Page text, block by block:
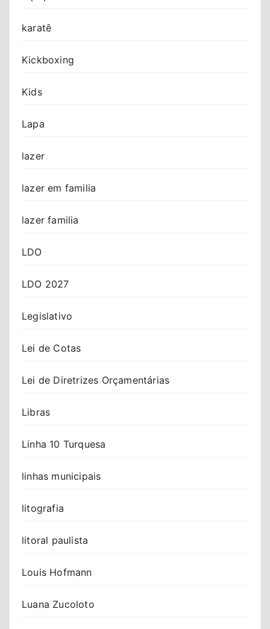
karatê
Kickboxing
Kids
Lapa
lazer
lazer em familia
lazer familia
LDO
LDO 2027
Legislativo
Lei de Cotas
Lei de Diretrizes Orçamentárias
Libras
Linha 10 Turquesa
linhas municipais
litografia
litoral paulista
Louis Hofmann
Luana Zucoloto